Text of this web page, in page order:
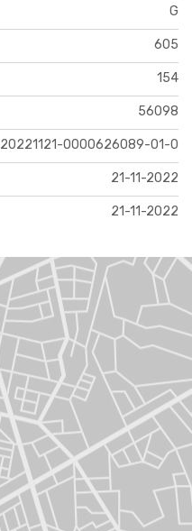
G
605
154
56098
20221121-0000626089-01-0
21-11-2022
21-11-2022